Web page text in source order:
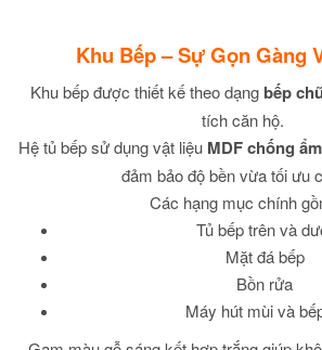
Khu Bếp – Sự Gọn Gàng
Khu bếp được thiết kế theo dạng bếp
tích căn hộ.
Hệ tủ bếp sử dụng vật liệu MDF chống
đảm bảo độ bền vừa tối ưu
Các hạng mục chính
Tủ bếp trên và
Mặt đá bếp
Bồn rửa
Máy hút mùi và